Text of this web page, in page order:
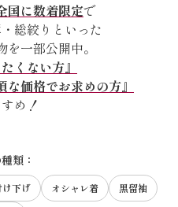
国に数着限定で
総絞りといった
一部公開中。
くない方』
な価格でお求めの方』
め！
類：
け下げ オシャレ着
黒留袖